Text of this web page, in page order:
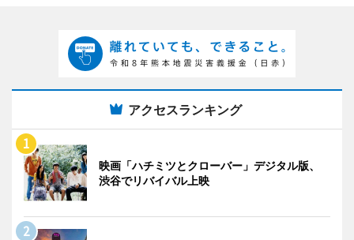
アクセスランキング
映画「ハチミツとクローバー」デジタル版、
渋谷でリバイバル上映